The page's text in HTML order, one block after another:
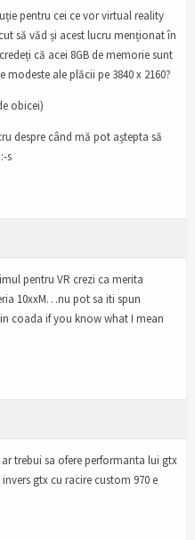
pentru cei ce vor virtual reality
să văd și acest lucru menționat în
că acei 8GB de memorie sunt
ale plăcii pe 3840 x 2160?
obicei)
despre când mă pot aștepta să
s
pentru VR crezi ca merita
10xxM…nu pot sa iti spun
coada if you know what I mean
trebui sa ofere performanta lui gtx
gtx cu racire custom 970 e